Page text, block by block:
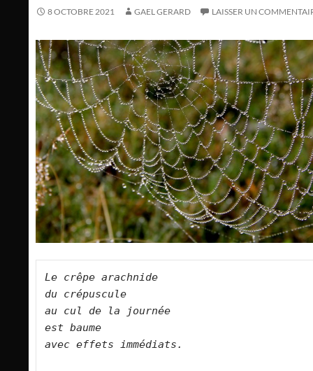
8 OCTOBRE 2021 GAEL GERARD LAISSER UN
Le crêpe arachnide
du crépuscule
au cul de la journée
est baume
avec effets immédiats.